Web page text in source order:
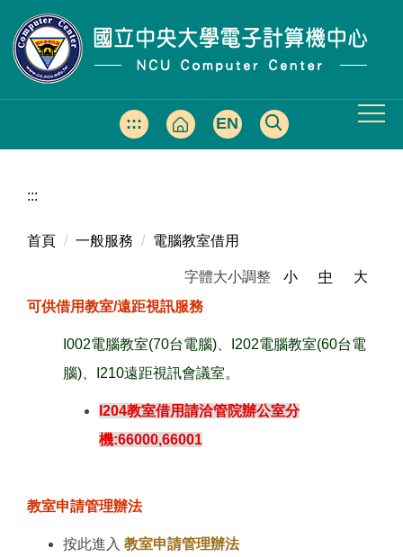
到
主
內
::: EN
:::
首頁 一般服務 電腦教室借用
字體大小調整 小 中
大
可供借用教室/遠距視訊服務
I002電腦教室(70台電腦)、I202電腦教室(60台電
腦)、I210遠距視訊會議室。
I204教室借用請洽管院辦公室分
機:66000,66001
教室申請管理辦法
按此進入 教室申請管理辦法